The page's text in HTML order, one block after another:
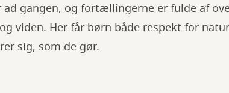
gangen, og fortællingerne er fulde af
viden. Her får børn både respekt for
sig, som de gør.